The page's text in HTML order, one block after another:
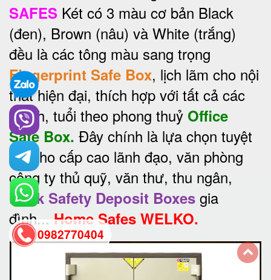
SAFES Két có 3 màu cơ bản Black
(đen), Brown (nâu) và White (trắng)
đều là các tông màu sang trọng
Fingerprint Safe Box, lịch lãm cho nội
thất hiện đại, thích hợp với tất cả các
mệnh, tuổi theo phong thuỷ Office
Safe Box. Đây chính là lựa chọn tuyệt
vời cho cấp cao lãnh đạo, văn phòng
công ty thủ quỹ, văn thư, thu ngân,
Bank Safety Deposit Boxes gia
đình... Home Safes WELKO.
0982770404